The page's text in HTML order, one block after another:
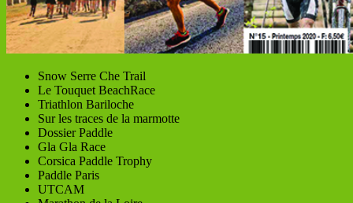
Snow Serre Che Trail
Le Touquet BeachRace
Triathlon Bariloche
Sur les traces de la marmotte
Dossier Paddle
Gla Gla Race
Corsica Paddle Trophy
Paddle Paris
UTCAM